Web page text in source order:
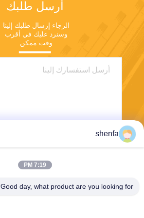
أرسل طلبك
وقت ممكن.
shenfa
7:19 PM
Good day, what product are you looking for?